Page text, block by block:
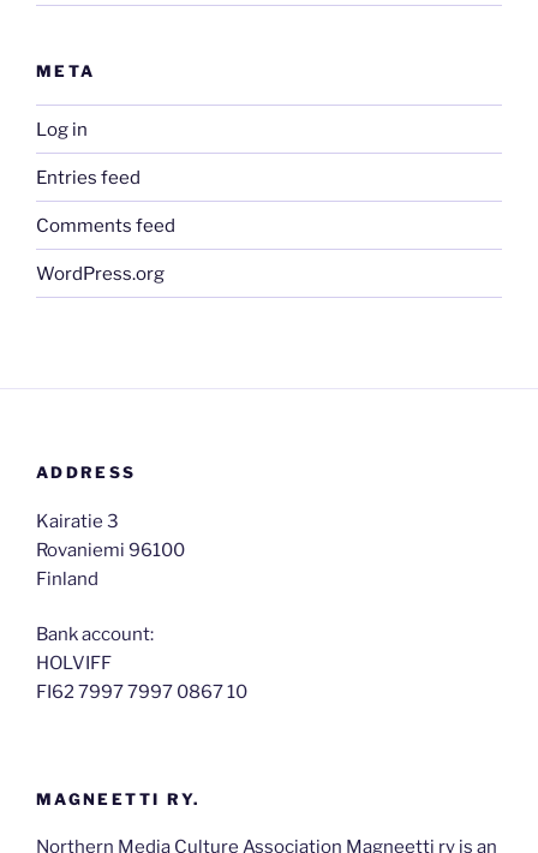
META
Log in
Entries feed
Comments feed
WordPress.org
ADDRESS
Kairatie 3
Rovaniemi 96100
​Finland
Bank account:
HOLVIFF
FI62 7997 7997 0867 10
MAGNEETTI RY.
Northern Media Culture Association Magneetti ry is an